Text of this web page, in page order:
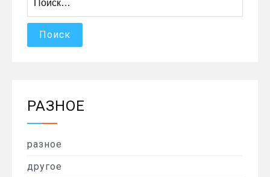
РАЗНОЕ
разное
другое